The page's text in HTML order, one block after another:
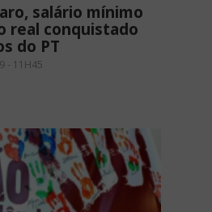
salário mínimo
real conquistado
do PT
- 11H45